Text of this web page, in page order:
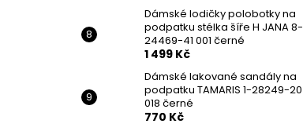
Dámské lodičky polobotky na
podpatku stélka šíře H JANA 8-
24469-41 001 černé
1 499 Kč
Dámské lakované sandály na
podpatku TAMARIS 1-28249-20
018 černé
770 Kč